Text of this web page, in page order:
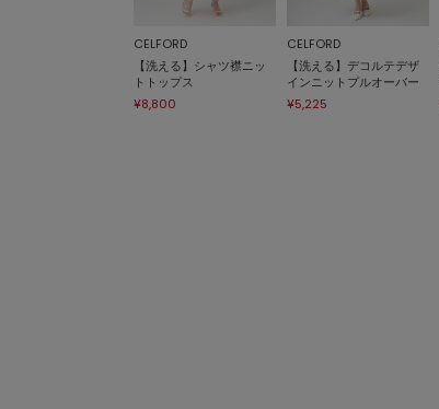
CELFORD
【洗える】シャツ襟ニッ
トトップス
¥8,800
CELFORD
【洗える】デコルテデザ
インニットプルオーバー
¥5,225